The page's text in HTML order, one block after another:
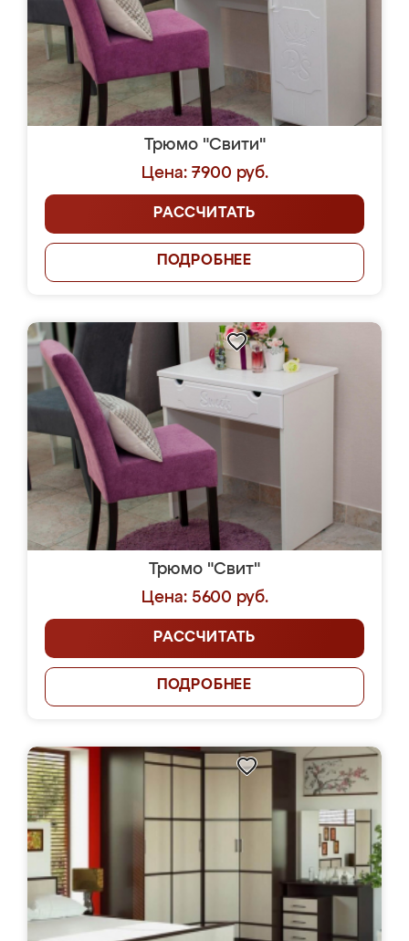
Трюмо "Свити"
Цена: 7900 руб.
РАССЧИТАТЬ
ПОДРОБНЕЕ
Трюмо "Свит"
Цена: 5600 руб.
РАССЧИТАТЬ
ПОДРОБНЕЕ